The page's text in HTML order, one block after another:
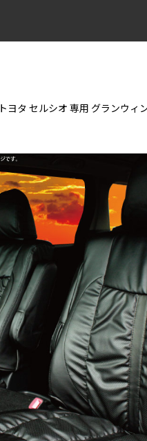
トヨタ セルシオ 専用 グランウ